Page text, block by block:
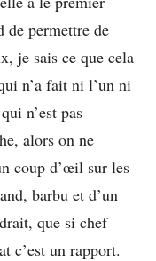
de permettre de
je sais ce que cela
n’a fait ni l’un ni
n’est pas
alors on ne
coup d’œil sur les
barbu et d’un
que si chef
c’est un rapport.